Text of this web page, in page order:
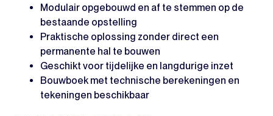
Modulair opgebouwd en af te stemmen op de
bestaande opstelling
Praktische oplossing zonder direct een
permanente hal te bouwen
Geschikt voor tijdelijke en langdurige inzet
Bouwboek met technische berekeningen en
tekeningen beschikbaar